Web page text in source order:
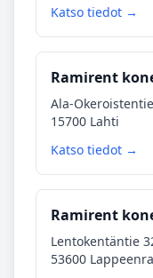
Katso tiedot →
Ramirent
Ala-
15700 Lahti
Katso tiedot →
Ramirent
Lentokentäntie
53600